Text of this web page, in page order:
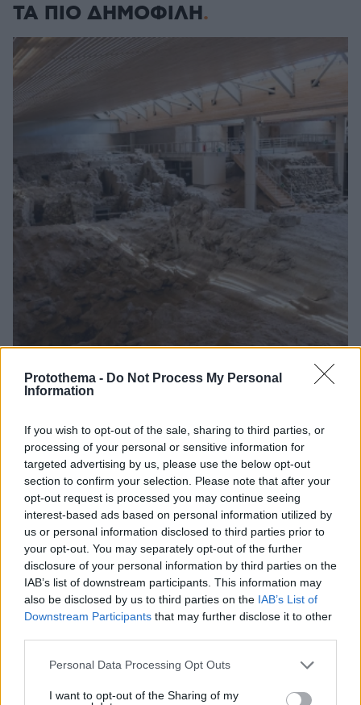
Protothema - Do Not Process My Personal
Information
If you wish to opt-out of the sale, sharing to third parties, or
processing of your personal or sensitive information for
targeted advertising by us, please use the below opt-out
section to confirm your selection. Please note that after your
opt-out request is processed you may continue seeing
interest-based ads based on personal information utilized by
us or personal information disclosed to third parties prior to
your opt-out. You may separately opt-out of the further
disclosure of your personal information by third parties on the
IAB’s list of downstream participants. This information may
also be disclosed by us to third parties on the IAB’s List of
Downstream Participants that may further disclose it to other
Please note that this website/app uses one or more Google
not limited to your visit or usage behaviour. You may click to
Personal Data Processing Opt Outs
I want to opt-out of the Sharing of my
ΤΑ ΠΙΟ ΔΗΜΟΦΙΛΗ
που δεν πρόλαβε να ξεφύγει από το τσουνάμι
μπορεί ν' αλλάξει τη χρονολογία της μεγάλης
έκρηξης
08.08.2026, 18:08